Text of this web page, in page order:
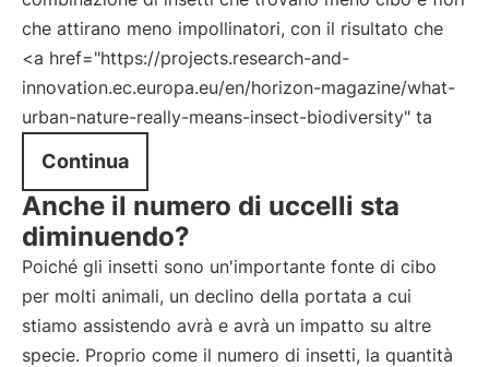
che attirano meno impollinatori, con il risultato che
<a href="https://projects.research-and-
innovation.ec.europa.eu/en/horizon-magazine/what-
urban-nature-really-means-insect-biodiversity" ta
Continua
Anche il numero di uccelli sta
diminuendo?
Poiché gli insetti sono un'importante fonte di cibo
per molti animali, un declino della portata a cui
stiamo assistendo avrà e avrà un impatto su altre
specie. Proprio come il numero di insetti, la quantità